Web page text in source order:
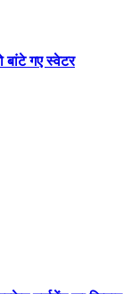
बांटे गए स्वेटर